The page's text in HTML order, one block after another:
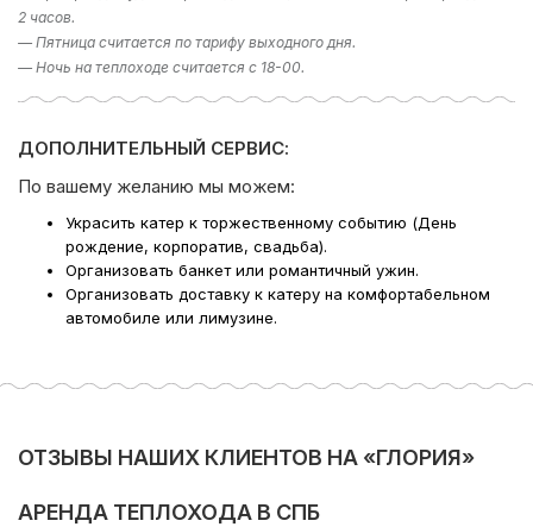
Поделиться:
тарифу 50% от стоимости.
Если у вас остался вопрос «Какое направление
выбрать?», то в подборе экскурсии вам поможет наш
направлении. Либо наш менеджер предложит вам
телефон в шапке сайта!
Компания Ру-Чартерс всегда рада предложить вам
аренду катера в СПб , ждем вас на борту!
2 часов.
— Пятница считается по тарифу выходного дня.
— Ночь на теплоходе считается с 18-00.
ДОПОЛНИТЕЛЬНЫЙ СЕРВИС:
По вашему желанию мы можем:
Украсить катер к торжественному событию (День
рождение, корпоратив, свадьба).
Организовать банкет или романтичный ужин.
Организовать доставку к катеру на комфортабельном
автомобиле или лимузине.
ОТЗЫВЫ НАШИХ КЛИЕНТОВ НА «ГЛОРИЯ»
АРЕНДА ТЕПЛОХОДА В СПБ